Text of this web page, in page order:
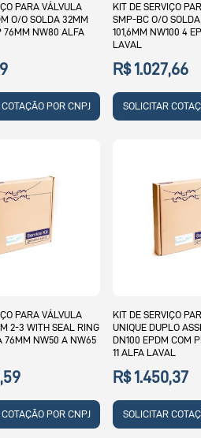
PARA VÁLVULA
O/O SOLDA 32MM
76MM NW80 ALFA
POR CNPJ
KIT DE SERVIÇO
SMP-BC O/O
101,6MM NW100 4
LAVAL
R$ 1.027,66
SOLICITAR
PARA VÁLVULA
2-3 WITH SEAL RING
76MM NW50 A NW65
POR CNPJ
KIT DE SERVIÇO
UNIQUE DUPLO
DN100 EPDM COM
11 ALFA LAVAL
R$ 1.450,37
SOLICITAR